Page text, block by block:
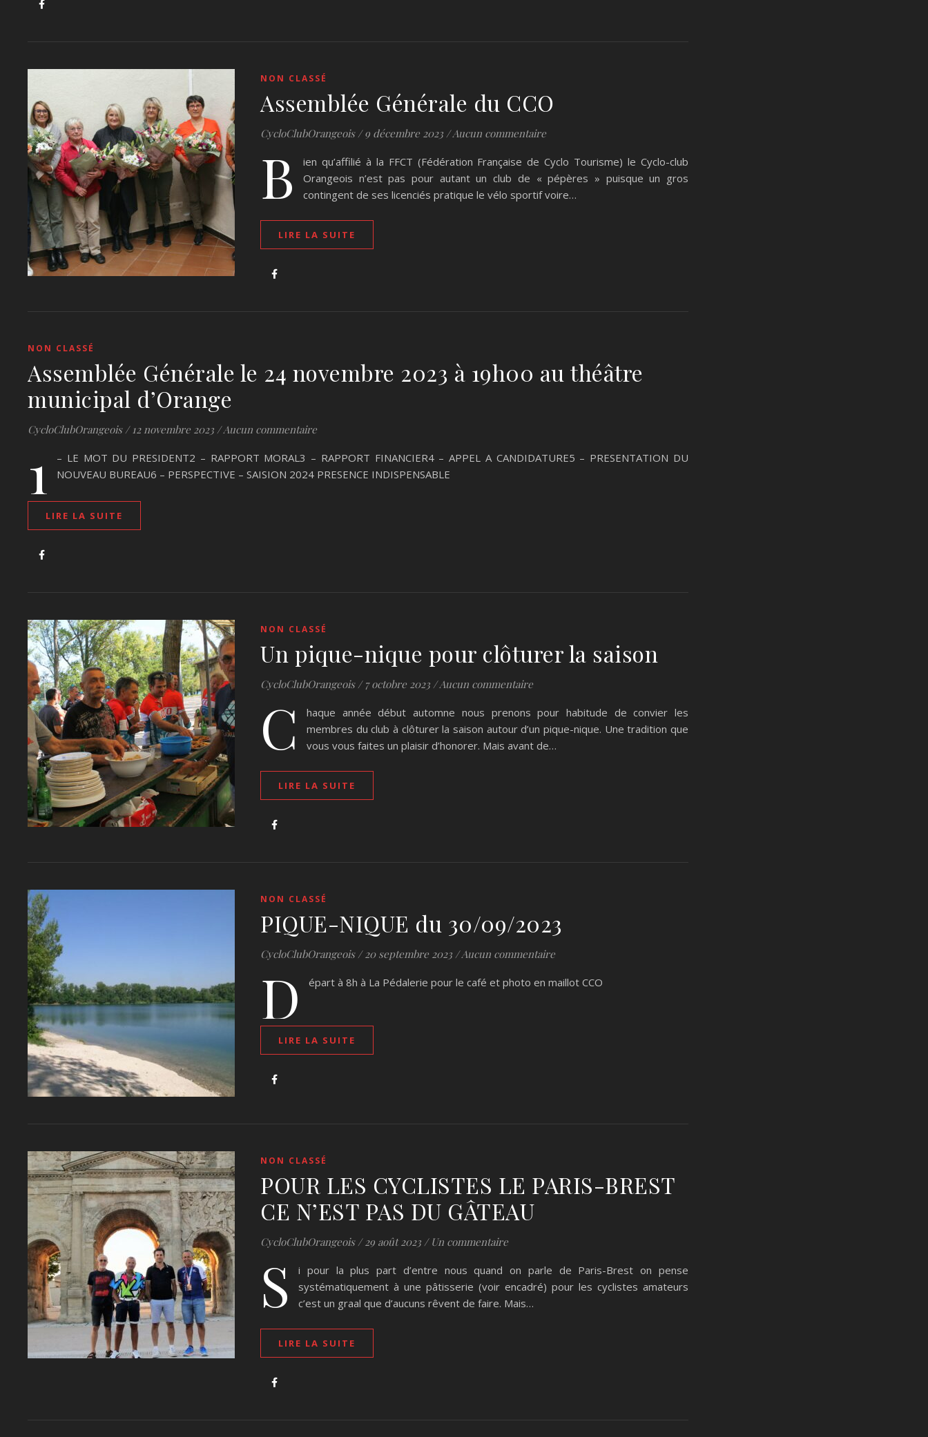
NON CLASSÉ
Assemblée Générale du CCO
CycloClubOrangeois / 9 décembre 2023 /Aucun commentaire
B
ien qu’affilié à la FFCT (Fédération Française de Cyclo Tourisme) le Cyclo-club
Orangeois n’est pas pour autant un club de « pépères » puisque un gros
contingent de ses licenciés pratique le vélo sportif voire…
LIRE LA SUITE
NON CLASSÉ
Assemblée Générale le 24 novembre 2023 à 19h00 au théâtre
municipal d’Orange
CycloClubOrangeois / 12 novembre 2023 /Aucun commentaire
1
– LE MOT DU PRESIDENT2 – RAPPORT MORAL3 – RAPPORT FINANCIER4 – APPEL A CANDIDATURE5 – PRESENTATION DU
NOUVEAU BUREAU6 – PERSPECTIVE – SAISION 2024 PRESENCE INDISPENSABLE
LIRE LA SUITE
NON CLASSÉ
Un pique-nique pour clôturer la saison
CycloClubOrangeois / 7 octobre 2023 /Aucun commentaire
C
haque année début automne nous prenons pour habitude de convier les
membres du club à clôturer la saison autour d’un pique-nique. Une tradition que
vous vous faites un plaisir d’honorer. Mais avant de…
LIRE LA SUITE
NON CLASSÉ
PIQUE-NIQUE du 30/09/2023
CycloClubOrangeois / 20 septembre 2023 /Aucun commentaire
D épart à 8h à La Pédalerie pour le café et photo en maillot CCO
LIRE LA SUITE
NON CLASSÉ
POUR LES CYCLISTES LE PARIS-BREST
CE N’EST PAS DU GÂTEAU
CycloClubOrangeois / 29 août 2023 / Un commentaire
S
i pour la plus part d’entre nous quand on parle de Paris-Brest on pense
systématiquement à une pâtisserie (voir encadré) pour les cyclistes amateurs
c’est un graal que d’aucuns rêvent de faire. Mais…
LIRE LA SUITE